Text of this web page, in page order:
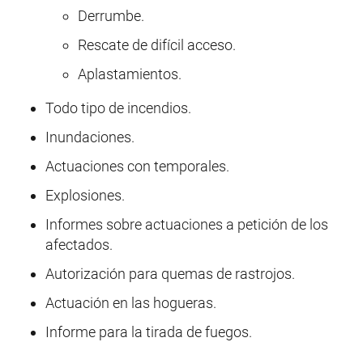
Derrumbe.
Rescate de difícil acceso.
Aplastamientos.
Todo tipo de incendios.
Inundaciones.
Actuaciones con temporales.
Explosiones.
Informes sobre actuaciones a petición de los
afectados.
Autorización para quemas de rastrojos.
Actuación en las hogueras.
Informe para la tirada de fuegos.